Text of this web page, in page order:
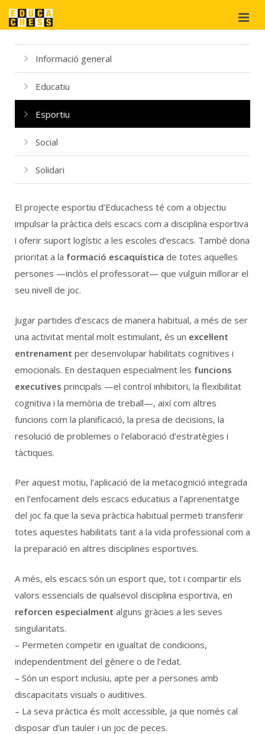
Qui som?
Projectes
didàctics
Suport
i cooperació
Informació general
Educatiu
Esportiu
Social
Solidari
El projecte esportiu d’Educachess té com a objectiu
impulsar la pràctica dels escacs com a disciplina esportiva
i oferir suport logístic a les escoles d’escacs. També dona
prioritat a la formació escaquística de totes aquelles
persones —inclòs el professorat— que vulguin millorar el
seu nivell de joc.
Jugar partides d’escacs de manera habitual, a més de ser
una activitat mental molt estimulant, és un excel·lent
entrenament per desenvolupar habilitats cognitives i
emocionals. En destaquen especialment les funcions
executives principals —el control inhibitori, la flexibilitat
cognitiva i la memòria de treball—, així com altres
funcions com la planificació, la presa de decisions, la
resolució de problemes o l’elaboració d’estratègies i
tàctiques.
Per aquest motiu, l’aplicació de la metacognició integrada
en l’enfocament dels escacs educatius a l’aprenentatge
del joc fa que la seva pràctica habitual permeti transferir
totes aquestes habilitats tant a la vida professional com a
la preparació en altres disciplines esportives.
A més, els escacs són un esport que, tot i compartir els
valors essencials de qualsevol disciplina esportiva, en
reforcen especialment alguns gràcies a les seves
singularitats.
– Permeten competir en igualtat de condicions,
independentment del gènere o de l’edat.
– Són un esport inclusiu, apte per a persones amb
discapacitats visuals o auditives.
– La seva pràctica és molt accessible, ja que només cal
disposar d’un tauler i un joc de peces.